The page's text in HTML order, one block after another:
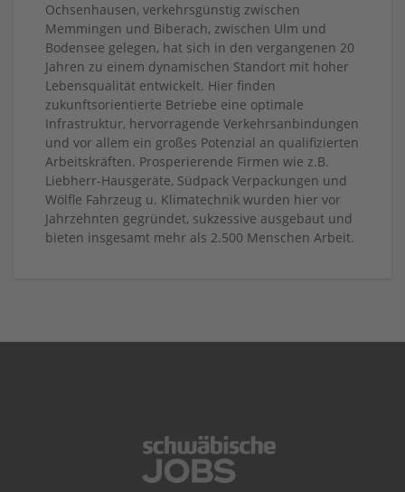
Ochsenhausen, verkehrsgünstig zwischen
Memmingen und Biberach, zwischen Ulm und
Bodensee gelegen, hat sich in den vergangenen 20
Jahren zu einem dynamischen Standort mit hoher
Lebensqualität entwickelt. Hier finden
zukunftsorientierte Betriebe eine optimale
Infrastruktur, hervorragende Verkehrsanbindungen
und vor allem ein großes Potenzial an qualifizierten
Arbeitskräften. Prosperierende Firmen wie z.B.
Liebherr-Hausgeräte, Südpack Verpackungen und
Wölfle Fahrzeug u. Klimatechnik wurden hier vor
Jahrzehnten gegründet, sukzessive ausgebaut und
bieten insgesamt mehr als 2.500 Menschen Arbeit.